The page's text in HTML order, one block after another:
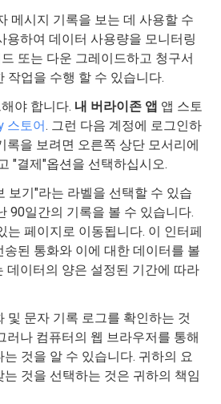
메시지 기록을 보는 데 사용할 수
용하여 데이터 사용량을 모니터링
또는 다운 그레이드하고 청구서
작업을 수행 할 수 있습니다.
야 합니다. 내 버라이존 앱 앱 스토
스토어. 그런 다음 계정에 로그인하
록을 보려면 오른쪽 상단 모서리에
"결제"옵션을 선택하십시오.
보기"라는 라벨을 선택할 수 있습
90일간의 기록을 볼 수 있습니다.
는 페이지로 이동됩니다. 이 인터페
된 통화와 이에 대한 데이터를 볼
데이터의 양은 설정된 기간에 따라
및 문자 기록 로그를 확인하는 것
러나 컴퓨터의 웹 브라우저를 통해
것을 알 수 있습니다. 귀하의 요
것을 선택하는 것은 귀하의 책임